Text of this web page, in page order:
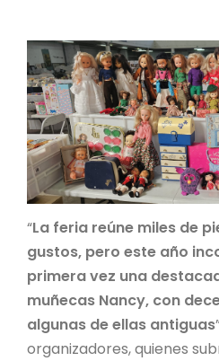
“La feria reúne miles de
gustos, pero este año
primera vez una
muñecas Nancy, con
algunas de ellas antiguas
organizadores, quienes